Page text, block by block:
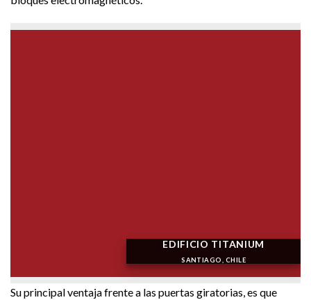
EDIFICIO TITANIUM
SANTIAGO, CHILE
Su principal ventaja frente a las puertas giratorias, es que